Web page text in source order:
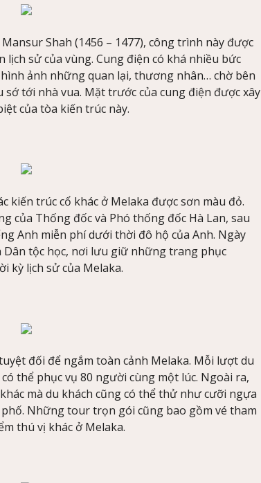
Shah (1456 – 1477), công trình này được
lịch sử của vùng. Cung điện có khá nhiều bức
ảnh những quan lại, thương nhân… chờ bên
tới nhà vua. Mặt trước của cung điện được xây
của tòa kiến trúc này.
kiến trúc cổ khác ở Melaka được sơn màu đỏ.
của Thống đốc và Phó thống đốc Hà Lan, sau
Anh miễn phí dưới thời đô hộ của Anh. Ngày
Dân tộc học, nơi lưu giữ những trang phục
kỳ lịch sử của Melaka.
đối để ngắm toàn cảnh Melaka. Mỗi lượt du
thể phục vụ 80 người cùng một lúc. Ngoài ra,
mà du khách cũng có thể thử như cưỡi ngựa
Những tour trọn gói cũng bao gồm vé tham
thú vị khác ở Melaka.